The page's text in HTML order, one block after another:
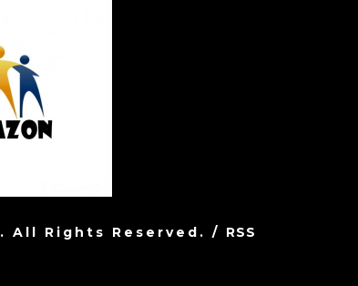
. All Rights Reserved. / RSS